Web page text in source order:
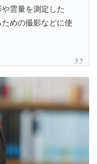
雲量を測定した
めの撮影などに使